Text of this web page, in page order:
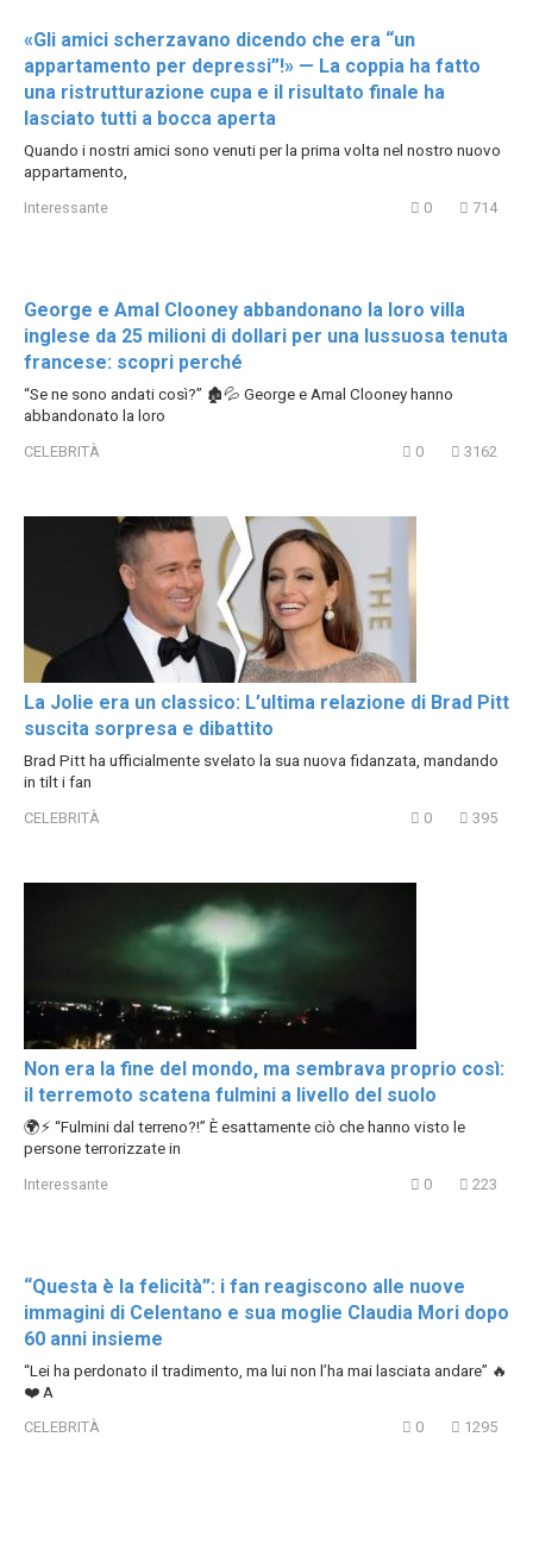
«Gli amici scherzavano dicendo che era “un
appartamento per depressi”!» — La coppia ha fatto
una ristrutturazione cupa e il risultato finale ha
lasciato tutti a bocca aperta
Quando i nostri amici sono venuti per la prima volta nel nostro nuovo
appartamento,
Interessante 0 714
George e Amal Clooney abbandonano la loro villa
inglese da 25 milioni di dollari per una lussuosa tenuta
francese: scopri perché
“Se ne sono andati così?” 🏚💦 George e Amal Clooney hanno
abbandonato la loro
CELEBRITÀ 0 3162
La Jolie era un classico: L’ultima relazione di Brad Pitt
suscita sorpresa e dibattito
Brad Pitt ha ufficialmente svelato la sua nuova fidanzata, mandando
in tilt i fan
CELEBRITÀ 0 395
Non era la fine del mondo, ma sembrava proprio così:
il terremoto scatena fulmini a livello del suolo
🌍⚡ “Fulmini dal terreno?!” È esattamente ciò che hanno visto le
persone terrorizzate in
Interessante 0 223
“Questa è la felicità”: i fan reagiscono alle nuove
immagini di Celentano e sua moglie Claudia Mori dopo
60 anni insieme
“Lei ha perdonato il tradimento, ma lui non l’ha mai lasciata andare” 🔥
❤️ A
CELEBRITÀ 0 1295